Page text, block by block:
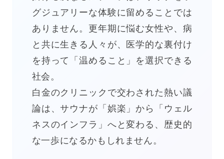
グジュアリーな体験に留めることでは
ありません。更年期に悩む女性や、病
と共に生きる人々が、医学的な裏付け
を持って「温めること」を選択できる
社会。
白金のクリニックで交わされた熱い議
論は、サウナが「娯楽」から「ウェル
ネスのインフラ」へと変わる、歴史的
な一歩になるかもしれません。